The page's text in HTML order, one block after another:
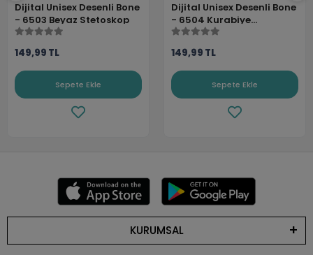
Dijital Unisex Desenli Bone
- 6503 Beyaz Stetoskop
149,99 TL
Sepete Ekle
Dijital Unisex Desenli Bone
- 6504 Kurabiye
Canavarı
149,99 TL
Sepete Ekle
KURUMSAL